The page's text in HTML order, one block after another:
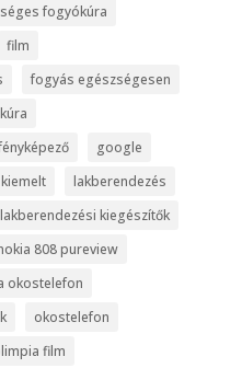
fogyókúra
film
fogyás egészségesen
google
kiemelt
lakberendezés
lakberendezési kiegészítők
808 pureview
okostelefon
okostelefon
film